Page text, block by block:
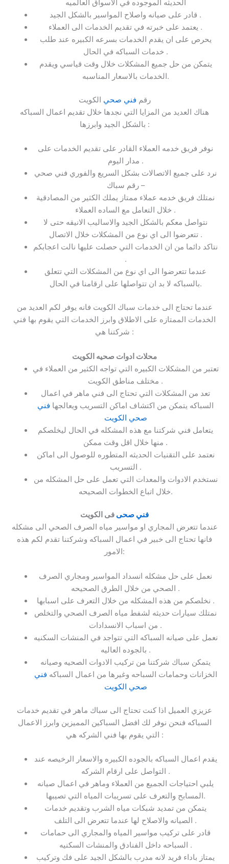
الحديثه الموجوده في الاسواق العالميه
قادر على صيانه واصلاح المواسير بالشكل الجيد .
يعتمد على خبرته في تقديم الخدمات الى العملاء .
يحرص على ان يقدم الخدمات بسرعه الكبيره عند طلب
خدمات السباكه في الحال .
يتمكن من حل جميع المشكلات خلال وقت قياسي ويقدم
الخدمات بالاسعار المناسبه.
رقم فني صحي الكويت
هناك العديد من المزايا التي نجدها خلال تقديم اعمال السباكه
بالشكل الجيد وابرزها :
نوفر فريق خدمه العملاء القادر على تقديم الخدمات على
مدار اليوم .
نرد على جميع الاتصالات بشكل السريع والفوري فني صحي
– رقم سباك
نمتلك فريق خدمه عملاء ممتاز يملك الكثير من المصادقية
خلال التعامل مع الساده العملاء .
نتواصل معكم بالشكل الجيد والاساليب الانيقه حتى لا
تتعرضوا الى اي نوع من المشكلات خلال الاتصال .
نتاكد دائما من ان الخدمات التي حصلت عليها نالت اعجابكم
.
عندما تتعرضوا الى اي نوع من المشكلات التي تتعلق
بالسباكه لا بد ان تتواصلها على ارقامنا في الحال.
عندما تحتاج الى خدمات سباك الكويت فانه يوفر لكم العديد من
الخدمات الممتازه على الاطلاق وابرز الخدمات التي يقوم بها فني
شركتنا هي :
محلات ادوات صحيه الكويت
تعتبر من المشكلات الكبيره التي تواجه الكثير من العملاء في
مختلف مناطق الكويت .
تعد من المشكلات التي تحتاج الى فني ماهر في اعمال
السباكه يتمكن من اكتشاف اماكن التسريب ويعالجها فني
صحي الكويت
يتعامل فني شركتنا مع هذه المشكله في الحال ليخلصكم
منها خلال اقل وقت ممكن .
نعتمد على التقنيات الحديثه المتطوره للوصول الى اماكن
التسريب .
نستخدم الادوات والمعدات التي تعمل على حل المشكله من
خلال اتباع الخطوات الصحيحه.
فني صحى فى الكويت
عندما تتعرض المجاري او مواسير مياه الصرف الصحي الى مشكله
فانها تحتاج الى خبير في اعمال السباكه وشركتنا تقدم لكم هذه
الامور:
نعمل على حل مشكله انسداد المواسير ومجاري الصرف
الصحي من خلال الطرق الصحيحه .
نخلصكم من هذه المشكله من خلال التعرف على اسبابها .
نمتلك سيارات حديثه لشفط مياه الصرف الصحي والتخلص
من اسباب الانسدادات .
نعمل على صيانه السباكه التي تتواجد في المنشات السكنيه
بالجوده العاليه .
يتمكن سباك شركتنا من تركيب الادوات الصحيه وصيانه
الخزانات وحمامات السباحه وغيرها من اعمال السباكه فني
صحي الكويت
عزيزي العميل اذا كنت تحتاج الى سباك ماهر في تقديم خدمات
السباكه فنحن نوفر لك افضل السباكين المميزين وابرز الاعمال
التي يقوم بها فني الشركه هي :
يقدم اعمال السباكه بالجوده الكبيره والاسعار الرخيصه عند
التواصل على ارقام الشركه .
يلبي احتياجات الجميع من العملاء وماهر في اعمال صيانه
المسابح والتعرف على تسريبات المياه التي تصيبها.
يتمكن من تمديد شبكات مياه الشرب وتقديم خدمات
الصيانه والاصلاح لها عندما تتعرض الى التلف .
قادر على تركيب مواسير المياه والمجاري الى حمامات
السباحه داخل الفنادق والمنشات السكنيه .
يمتاز باداء فريد لانه مدرب بالشكل الجيد على فك وتركيب